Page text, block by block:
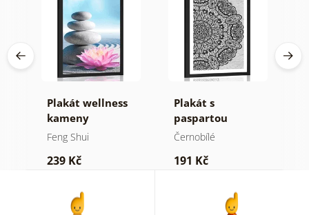
Plakát wellness
kameny
Feng Shui
239 Kč
Plakát s
paspartou
květinová
černobílém
Černobílé
191 Kč